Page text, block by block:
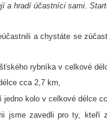
a hradí účastníci sami
a chystáte se
rybníka v celkové
cca 2,7 km,
jedno kolo v celkové délce
jsme zavedli pro ty, kteří